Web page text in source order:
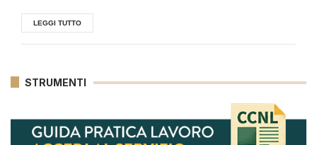
LEGGI TUTTO
STRUMENTI